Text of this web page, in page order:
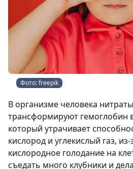
Фото: freepik
В организме человека
трансформируют гемоглобин
который утрачивает
кислород и углекислый газ,
кислородное голодание на
съедать много клубники и